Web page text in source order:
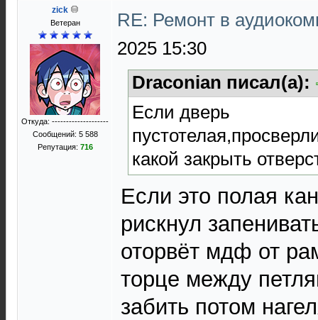
zick
Ветеран
Откуда: --------------------
Сообщений: 5 588
Репутация: 716
RE: Ремонт в
2025 15:30
Draconian писал(а):
Если дверь
какой закрыть
Если это полая
рискнул
оторвёт мдф от
торце между
забить потом